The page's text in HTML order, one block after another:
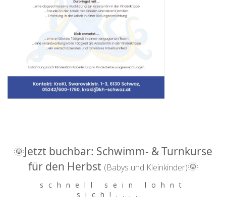
🌞Jetzt buchbar: Schwimm- & Turnkurse
für den Herbst (Babys und Kleinkinder)🌞
schnell sein lohnt
sich!....